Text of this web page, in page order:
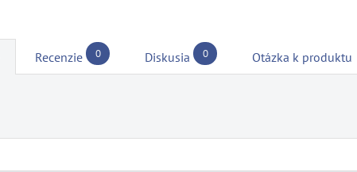
Recenzie 0 Diskusia 0 Otázka k produktu